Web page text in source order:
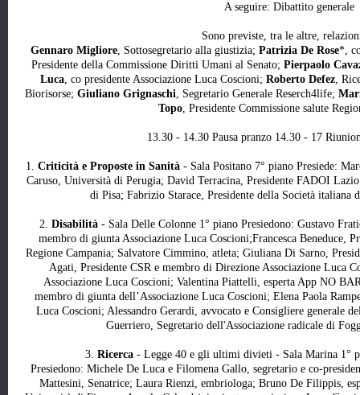
A seguire: Dibattito generale
Sono previste, tra le altre,
Gennaro Migliore, Sottosegretario alla giustizia; Patrizia De Rose*,
Presidente della Commissione Diritti Umani al Senato; Pierpaolo
Luca, co presidente Associazione Luca Coscioni; Roberto Defez,
Biorisorse; Giuliano Grignaschi, Segretario Generale Reserch4life;
Topo, Presidente Commissione salute
13.30 - 14.30 Pausa pranzo 14.30 - 17
1. Criticità e Proposte in Sanità- Sala Positano 7° piano Presiede:
Caruso, Università di Perugia; David Terracina, Presidente FADOI
di Pisa; Fabrizio Starace, Presidente della Società italiana
2. Disabilità- Sala Delle Colonne 1° piano Presiedono: Gustavo
membro di giunta Associazione Luca Coscioni;Francesca Beneduce,
Regione Campania; Salvatore Cimmino, atleta; Giuliana Di Sarno,
Agati, Presidente CSR e membro di Direzione Associazione Luca
Associazione Luca Coscioni; Valentina Piattelli, esperta App NO
membro di giunta dell’Associazione Luca Coscioni; Elena Paola
Luca Coscioni; Alessandro Gerardi, avvocato e Consigliere generale
Guerriero, Segretario dell'Associazione radicale di
3. Ricerca - Legge 40 e gli ultimi divieti - Sala Marina 1°
Presiedono: Michele De Luca e Filomena Gallo, segretario e co-
Mattesini, Senatrice; Laura Rienzi, embriologa; Bruno De Filippis,